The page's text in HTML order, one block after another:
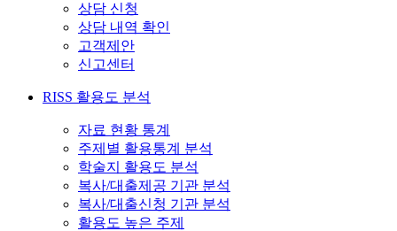
상담 신청
상담 내역 확인
고객제안
신고센터
RISS 활용도 분석
자료 현황 통계
주제별 활용통계 분석
학술지 활용도 분석
복사/대출제공 기관 분석
복사/대출신청 기관 분석
활용도 높은 주제